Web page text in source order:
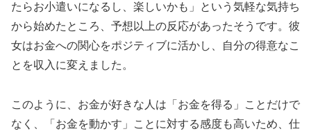
たらお小遣いになるし、楽しいかも」という気軽な気持ち
から始めたところ、予想以上の反応があったそうです。彼
女はお金への関心をポジティブに活かし、自分の得意なこ
とを収入に変えました。
このように、お金が好きな人は「お金を得る」ことだけで
なく、「お金を動かす」ことに対する感度も高いため、仕